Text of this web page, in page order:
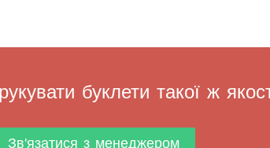
буклети такої ж
Зв'язатися з менеджером